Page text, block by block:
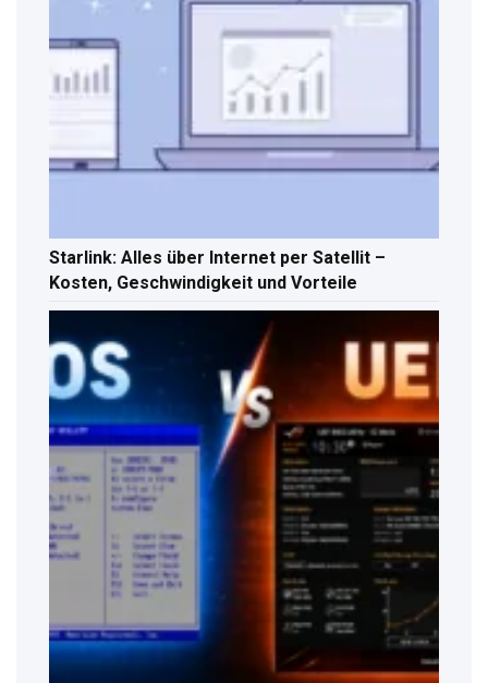
Starlink: Alles über Internet per Satellit –
Kosten, Geschwindigkeit und Vorteile